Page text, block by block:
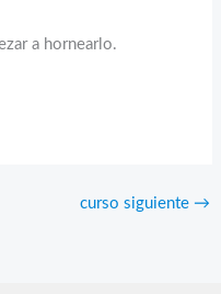
a hornearlo.
curso siguiente →